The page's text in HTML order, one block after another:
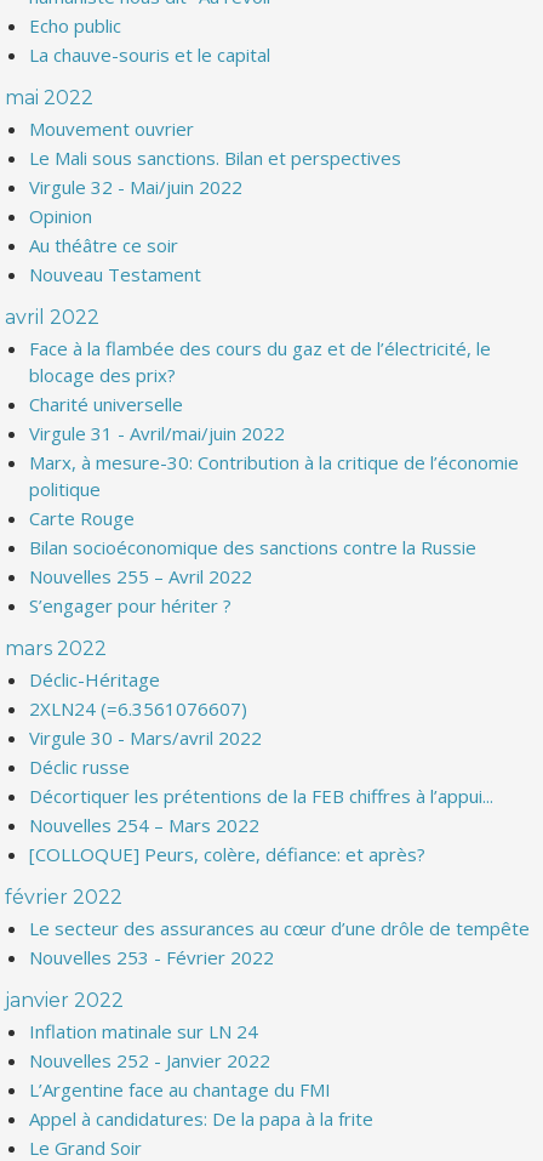
Echo public
La chauve-souris et le capital
mai 2022
Mouvement ouvrier
Le Mali sous sanctions. Bilan et perspectives
Virgule 32 - Mai/juin 2022
Opinion
Au théâtre ce soir
Nouveau Testament
avril 2022
Face à la flambée des cours du gaz et de l’électricité, le
blocage des prix?
Charité universelle
Virgule 31 - Avril/mai/juin 2022
Marx, à mesure-30: Contribution à la critique de l’économie
politique
Carte Rouge
Bilan socioéconomique des sanctions contre la Russie
Nouvelles 255 – Avril 2022
S’engager pour hériter ?
mars 2022
Déclic-Héritage
2XLN24 (=6.3561076607)
Virgule 30 - Mars/avril 2022
Déclic russe
Décortiquer les prétentions de la FEB chiffres à l’appui...
Nouvelles 254 – Mars 2022
[COLLOQUE] Peurs, colère, défiance: et après?
février 2022
Le secteur des assurances au cœur d’une drôle de tempête
Nouvelles 253 - Février 2022
janvier 2022
Inflation matinale sur LN 24
Nouvelles 252 - Janvier 2022
L’Argentine face au chantage du FMI
Appel à candidatures: De la papa à la frite
Le Grand Soir